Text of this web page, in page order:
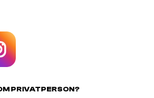
PRIVATPERSON?